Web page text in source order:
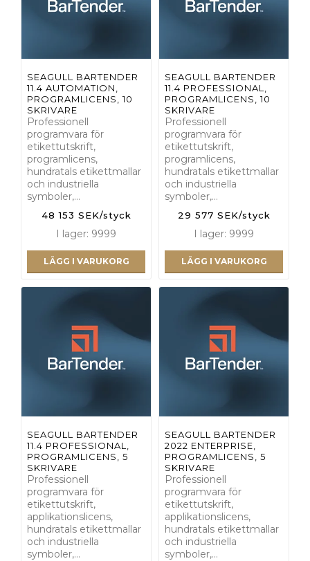
SEAGULL BARTENDER
11.4 AUTOMATION,
PROGRAMLICENS, 10
SKRIVARE
Professionell
programvara för
etikettutskrift,
programlicens,
hundratals etikettmallar
och industriella
symboler,…
48 153 SEK/styck
I lager: 9999
LÄGG I VARUKORG
SEAGULL BARTENDER
11.4 PROFESSIONAL,
PROGRAMLICENS, 10
SKRIVARE
Professionell
programvara för
etikettutskrift,
programlicens,
hundratals etikettmallar
och industriella
symboler,…
29 577 SEK/styck
I lager: 9999
LÄGG I VARUKORG
SEAGULL BARTENDER
11.4 PROFESSIONAL,
PROGRAMLICENS, 5
SKRIVARE
Professionell
programvara för
etikettutskrift,
applikationslicens,
hundratals etikettmallar
och industriella
symboler,…
SEAGULL BARTENDER
2022 ENTERPRISE,
PROGRAMLICENS, 5
SKRIVARE
Professionell
programvara för
etikettutskrift,
applikationslicens,
hundratals etikettmallar
och industriella
symboler,…